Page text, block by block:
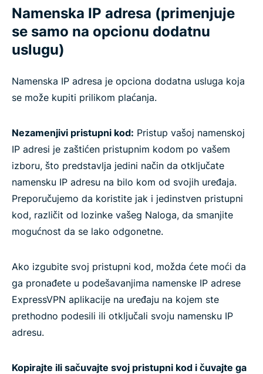
Namenska IP adresa (primenjuje
se samo na opcionu dodatnu
uslugu)
Namenska IP adresa je opciona dodatna usluga koja
se može kupiti prilikom plaćanja.
Nezamenjivi pristupni kod: Pristup vašoj namenskoj
IP adresi je zaštićen pristupnim kodom po vašem
izboru, što predstavlja jedini način da otključate
namensku IP adresu na bilo kom od svojih uređaja.
Preporučujemo da koristite jak i jedinstven pristupni
kod, različit od lozinke vašeg Naloga, da smanjite
mogućnost da se lako odgonetne.
Ako izgubite svoj pristupni kod, možda ćete moći da
ga pronađete u podešavanjima namenske IP adrese
ExpressVPN aplikacije na uređaju na kojem ste
prethodno podesili ili otključali svoju namensku IP
adresu.
Kopirajte ili sačuvajte svoj pristupni kod i čuvajte ga